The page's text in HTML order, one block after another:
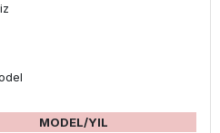
MODEL/YIL